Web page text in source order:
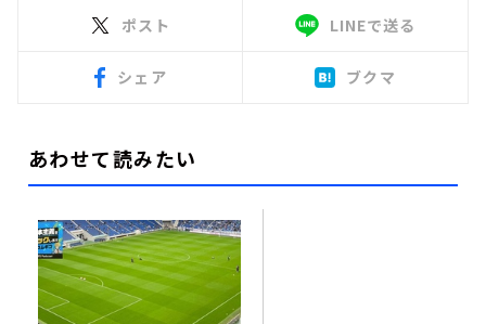
ポスト LINEで送る
シェア ブクマ
あわせて読みたい